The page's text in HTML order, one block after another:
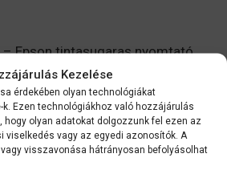
Kezelése
érdekében olyan technológiákat
Ezen technológiákhoz való hozzájárulás
hogy olyan adatokat dolgozzunk fel ezen az
viselkedés vagy az egyedi azonosítók. A
visszavonása hátrányosan befolyásolhat
Epson tintasugaras nyomtató